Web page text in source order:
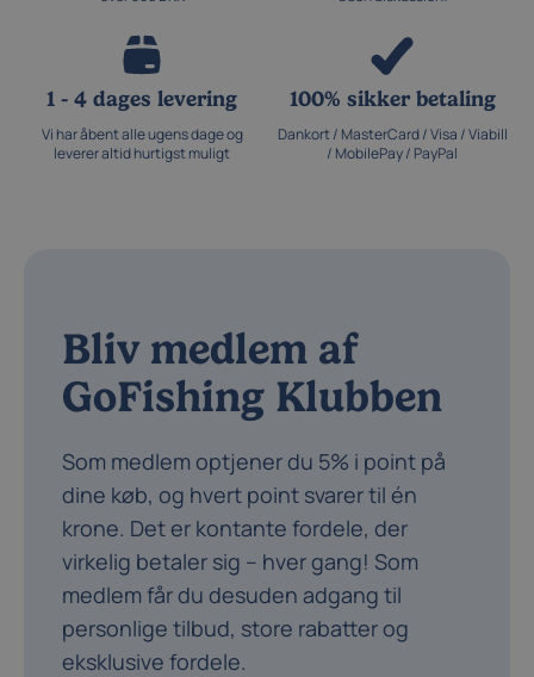
1 - 4 dages levering
Vi har åbent alle ugens dage og
leverer altid hurtigst muligt
100% sikker betaling
Dankort / MasterCard / Visa / Viabill
/ MobilePay / PayPal
Bliv medlem af
GoFishing Klubben
Som medlem optjener du 5% i point på
dine køb, og hvert point svarer til én
krone. Det er kontante fordele, der
virkelig betaler sig – hver gang! Som
medlem får du desuden adgang til
personlige tilbud, store rabatter og
eksklusive fordele.